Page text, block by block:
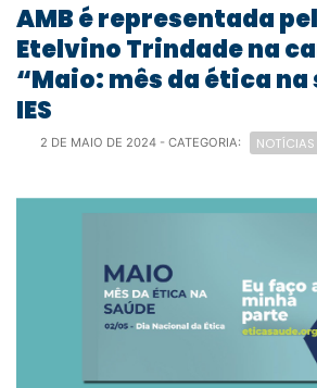
AMB é representada pelo diretor
Etelvino Trindade na
“Maio: mês da ética na
IES
2 DE MAIO DE 2024 - CATEGORIA: NOTÍCIAS